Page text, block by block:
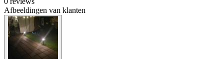
Afbeeldingen van klanten